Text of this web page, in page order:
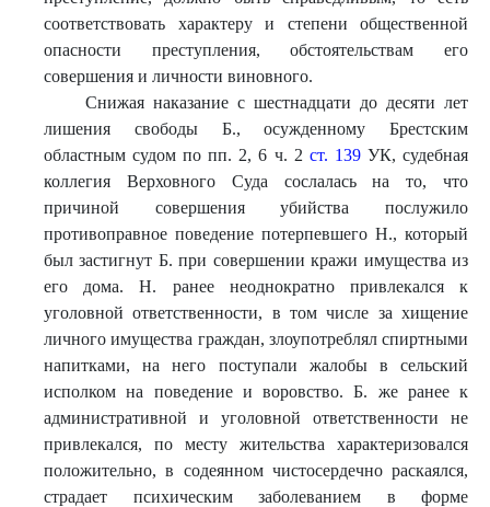
соответствовать характеру и степени общественной
опасности преступления, обстоятельствам его
совершения и личности виновного.
Снижая наказание с шестнадцати до десяти лет
лишения свободы Б., осужденному Брестским
областным судом по пп. 2, 6 ч. 2 ст. 139УК, судебная
коллегия Верховного Суда сослалась на то, что
причиной совершения убийства послужило
противоправное поведение потерпевшего Н., который
был застигнут Б. при совершении кражи имущества из
его дома. Н. ранее неоднократно привлекался к
уголовной ответственности, в том числе за хищение
личного имущества граждан, злоупотреблял спиртными
напитками, на него поступали жалобы в сельский
исполком на поведение и воровство. Б. же ранее к
административной и уголовной ответственности не
привлекался, по месту жительства характеризовался
положительно, в содеянном чистосердечно раскаялся,
страдает психическим заболеванием в форме